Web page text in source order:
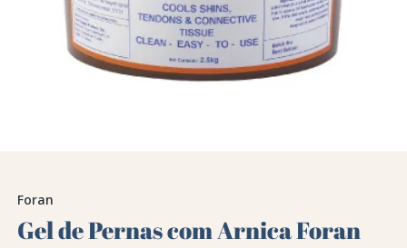
Foran
Gel de Pernas com Arnica Foran